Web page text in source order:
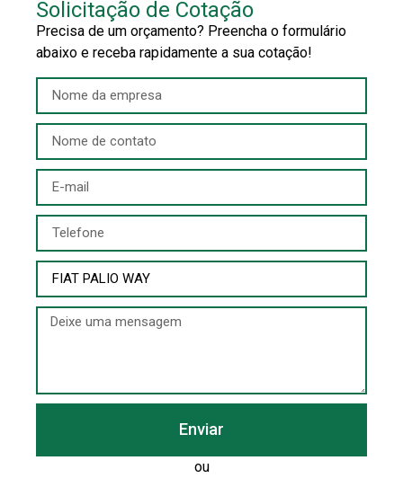
Solicitação de Cotação
Precisa de um orçamento? Preencha o formulário
abaixo e receba rapidamente a sua cotação!
Enviar
ou